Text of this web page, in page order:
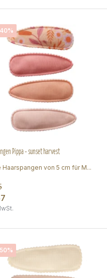
Pippa - sunset harvest
Haarspangen von 5 cm für M...